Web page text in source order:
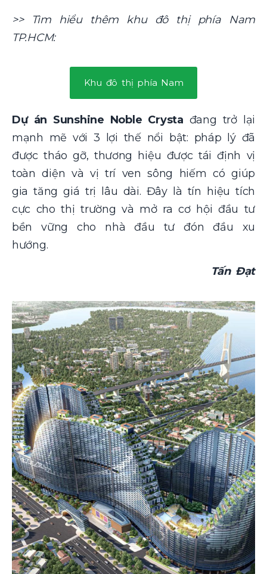
>> Tìm hiểu thêm khu đô thị phía Nam
TP.HCM:
Khu đô thị phía Nam
Dự án Sunshine Noble Crysta đang trở lại
mạnh mẽ với 3 lợi thế nổi bật: pháp lý đã
được tháo gỡ, thương hiệu được tái định vị
toàn diện và vị trí ven sông hiếm có giúp
gia tăng giá trị lâu dài. Đây là tín hiệu tích
cực cho thị trường và mở ra cơ hội đầu tư
bền vững cho nhà đầu tư đón đầu xu
hướng.
Tấn Đạt